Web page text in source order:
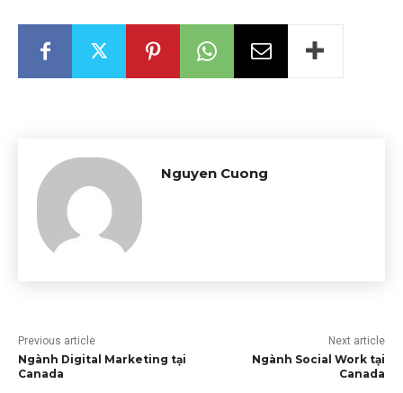
Nguyen Cuong
Previous article
Ngành Digital Marketing tại
Canada
Next article
Ngành Social Work tại
Canada